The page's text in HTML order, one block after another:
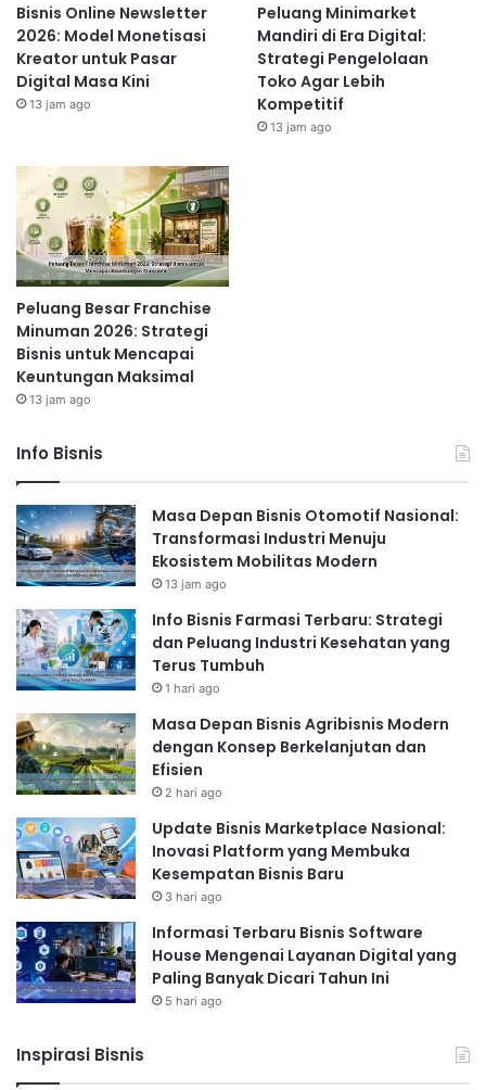
Bisnis Online Newsletter
2026: Model Monetisasi
Kreator untuk Pasar
Digital Masa Kini
13 jam ago
Peluang Minimarket
Mandiri di Era Digital:
Strategi Pengelolaan
Toko Agar Lebih
Kompetitif
13 jam ago
Peluang Besar Franchise
Minuman 2026: Strategi
Bisnis untuk Mencapai
Keuntungan Maksimal
13 jam ago
Info Bisnis
Masa Depan Bisnis Otomotif Nasional:
Transformasi Industri Menuju
Ekosistem Mobilitas Modern
13 jam ago
Info Bisnis Farmasi Terbaru: Strategi
dan Peluang Industri Kesehatan yang
Terus Tumbuh
1 hari ago
Masa Depan Bisnis Agribisnis Modern
dengan Konsep Berkelanjutan dan
Efisien
2 hari ago
Update Bisnis Marketplace Nasional:
Inovasi Platform yang Membuka
Kesempatan Bisnis Baru
3 hari ago
Informasi Terbaru Bisnis Software
House Mengenai Layanan Digital yang
Paling Banyak Dicari Tahun Ini
5 hari ago
Inspirasi Bisnis